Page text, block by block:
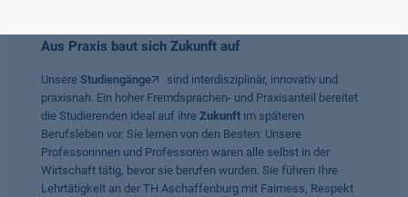
Aus Praxis baut sich Zukunft auf
Unsere Studiengänge
sind interdisziplinär, innovativ und
praxisnah. Ein hoher Fremdsprachen- und Praxisanteil bereitet
die Studierenden ideal auf ihre Zukunft im späteren
Berufsleben vor. Sie lernen von den Besten: Unsere
Professorinnen und Professoren waren alle selbst in der
Wirtschaft tätig, bevor sie berufen wurden. Sie führen Ihre
Lehrtätigkeit an der TH Aschaffenburg mit Fairness, Respekt